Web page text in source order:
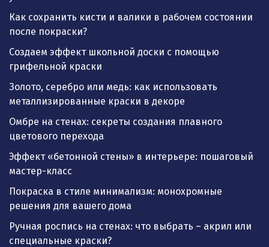
Как сохранить кисти и валики в рабочем состоянии
после покраски?
Создаем эффект школьной доски с помощью
грифельной краски
Золото, серебро или медь: как использовать
металлизированные краски в декоре
Омбре на стенах: секреты создания плавного
цветового перехода
Эффект «бетонной стены» в интерьере: пошаговый
мастер-класс
Покраска в стиле минимализм: монохромные
решения для вашего дома
Ручная роспись на стенах: что выбрать – акрил или
специальные краски?